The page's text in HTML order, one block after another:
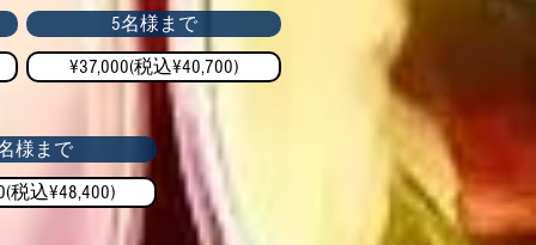
5名様まで
¥37,000(税込¥40,700)
様まで
税込¥48,400)